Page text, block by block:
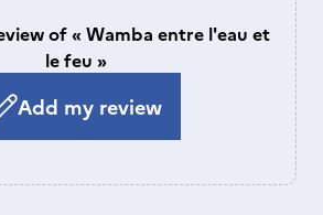
of « Wamba entre l'eau et
le feu »
Add my review